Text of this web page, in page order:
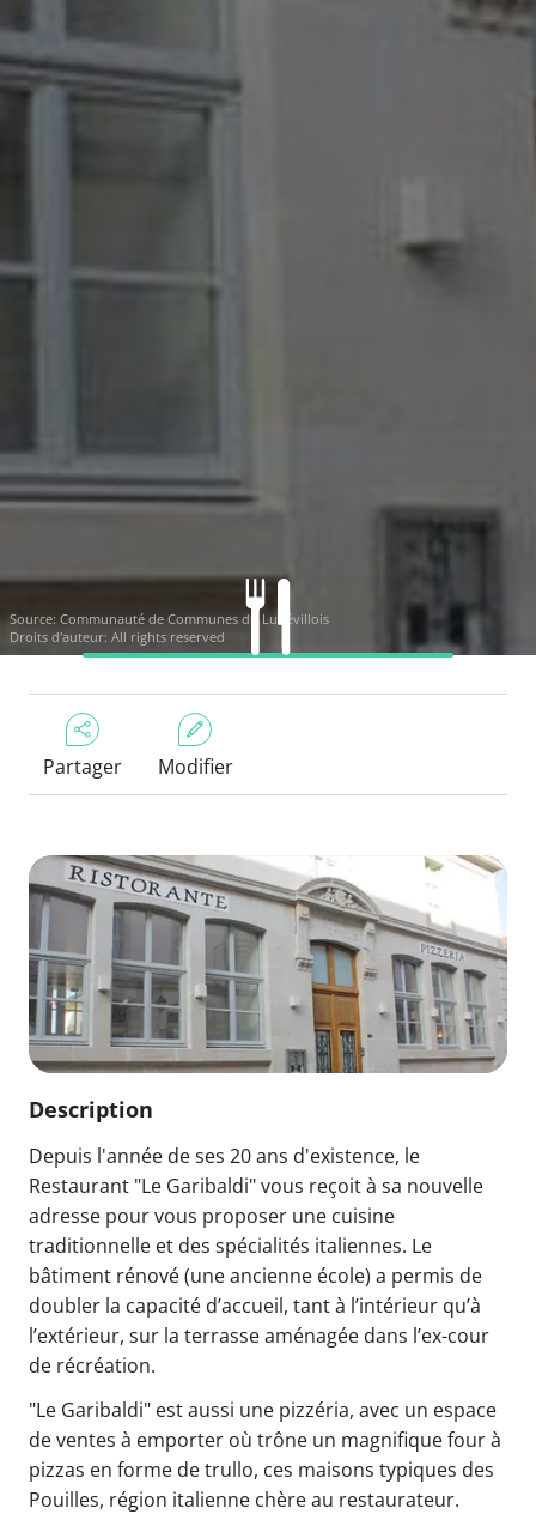
Source: Communauté de Communes du Lunévillois
Droits d'auteur: All rights reserved
Partager Modifier
Description
Depuis l'année de ses 20 ans d'existence, le
Restaurant "Le Garibaldi" vous reçoit à sa nouvelle
adresse pour vous proposer une cuisine
traditionnelle et des spécialités italiennes. Le
bâtiment rénové (une ancienne école) a permis de
doubler la capacité d’accueil, tant à l’intérieur qu’à
l’extérieur, sur la terrasse aménagée dans l’ex-cour
de récréation.
"Le Garibaldi" est aussi une pizzéria, avec un espace
de ventes à emporter où trône un magnifique four à
pizzas en forme de trullo, ces maisons typiques des
Pouilles, région italienne chère au restaurateur.